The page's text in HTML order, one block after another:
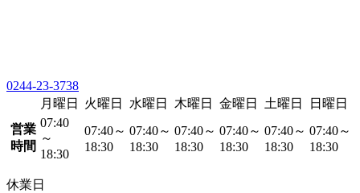
0244-23-3738
月曜日
火曜日 水曜日 木曜日 金曜日 土曜日
日曜日
営業
時間
07:40
～
18:30
07:40～
18:30
07:40～
18:30
07:40～
18:30
07:40～
18:30
07:40～
18:30
07:40～
18:30
休業日